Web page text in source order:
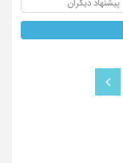
پیشنهاد دیگران